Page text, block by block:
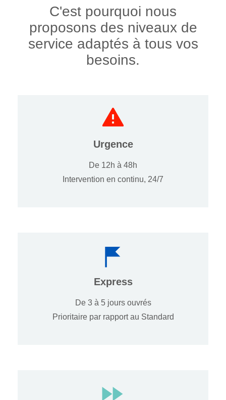
C'est pourquoi nous
proposons des niveaux de
service adaptés à tous vos
besoins.
Urgence
De 12h à 48h
Intervention en continu, 24/7
Express
De 3 à 5 jours ouvrés
Prioritaire par rapport au Standard